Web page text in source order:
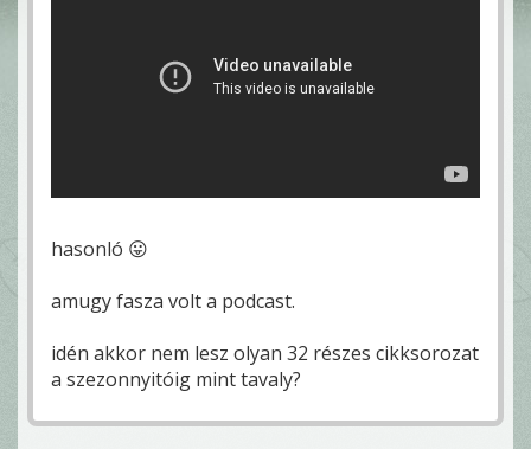
hasonló 😛
amugy fasza volt a podcast.
idén akkor nem lesz olyan 32 részes cikksorozat
a szezonnyitóig mint tavaly?